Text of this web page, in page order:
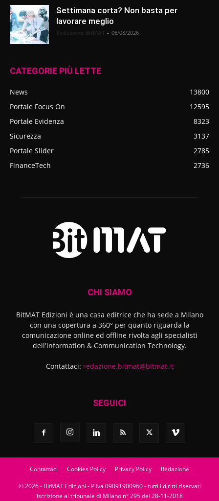
Settimana corta? Non basta per
lavorare meglio
- 06/08/2026
CATEGORIE PIÙ LETTE
News
13800
Portale Focus On
12595
Portale Evidenza
8323
Sicurezza
3137
Portale Slider
2785
FinanceTech
2736
CHI SIAMO
BitMAT Edizioni è una casa editrice che ha sede a Milano
con una copertura a 360° per quanto riguarda la
comunicazione online ed offline rivolta agli specialisti
dell'lnformation & Communication Technology.
Contattaci: redazione.bitmat@bitmat.it
SEGUICI
Contattaci Cookies Policy Privacy Policy Redazione
© 2026 - BitMAT Edizioni - P.Iva 09091900960 - tutti i diritti riservati
Iscrizione al tribunale di Milano n° 295 del 28-11-2018